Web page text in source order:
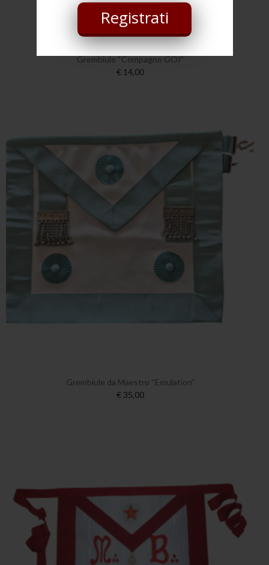
Registrati
Grembiule “Compagno GOI”
€ 14,00
Grembiule da Maestro “Emulation”
€ 35,00